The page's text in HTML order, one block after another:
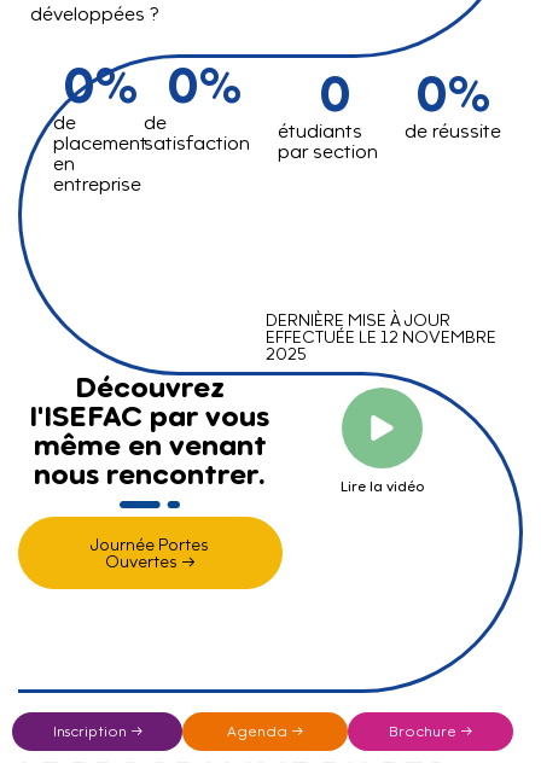
Inscription → Agenda → Brochure →
développées ?
de
placement
en
entreprise
0%
de
satisfaction
0%
étudiants
par section
0
de réussite
0%
DERNIÈRE MISE À JOUR
EFFECTUÉE LE 12 NOVEMBRE
2025
Découvrez
l'ISEFAC par vous
même en venant
nous rencontrer.
Journée Portes
Ouvertes →
Lire la vidéo